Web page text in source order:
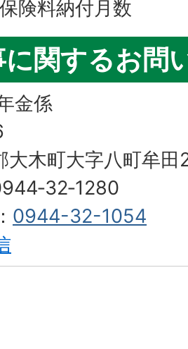
険料納付月数
に関するお問
金係
大木町大字八町牟
0944-32-1054